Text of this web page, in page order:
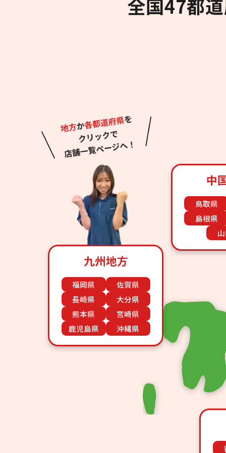
全国47都
中
鳥取県
島根県
九州地方
福岡県
佐賀県
長崎県
大分県
熊本県
宮崎県
鹿児島県
沖縄県